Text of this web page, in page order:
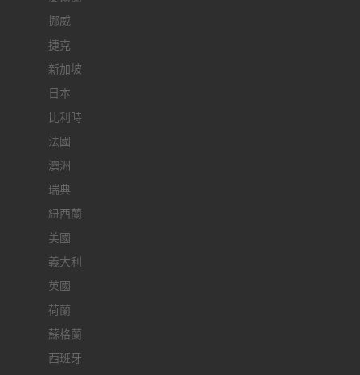
挪威
捷克
新加坡
日本
比利時
法國
澳洲
瑞典
紐西蘭
美國
義大利
英國
荷蘭
蘇格蘭
西班牙